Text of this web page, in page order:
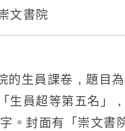
文書院
的生員課卷，題目
生員超等第五名」
。封面有「崇文書